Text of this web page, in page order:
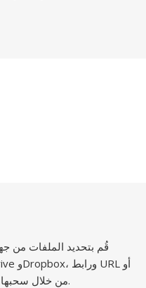
قُم بتحديد الملفات من
من خلال سحبها إلى الصفحة.